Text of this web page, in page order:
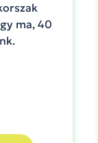
ma, 40